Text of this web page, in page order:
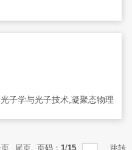
子学与光子技术,凝聚态物理
尾页 页码： 1/15 跳转